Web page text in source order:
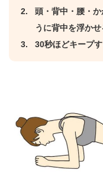
頭・背中・腰・
うに背中を浮かせ
30秒ほどキープ